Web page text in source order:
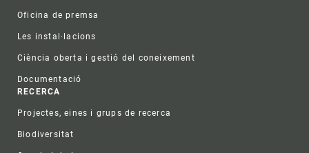
Oficina de premsa
Les instal·lacions
Ciència oberta i gestió del coneixement
Documentació
RECERCA
Projectes, eines i grups de recerca
Biodiversitat